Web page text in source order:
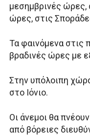
μεσημβρινές ώρες,
ώρες, στις
Τα φαινόμενα στις
βραδινές ώρες με
Στην υπόλοιπη
στο Ιόνιο.
Οι άνεμοι θα
από βόρειες